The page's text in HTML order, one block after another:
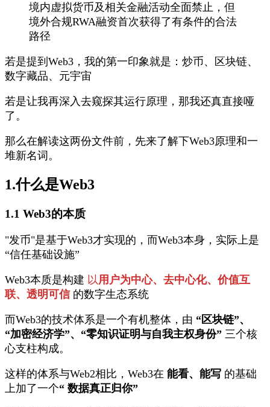
境内虚拟货币及相关金融活动全面禁止，但
境外合规RWA融资首次获得了有条件的合法
路径
若是提到Web3，我的第一印象就是：炒币、区块链、
数字藏品、元宇宙
若是让我再深入去窥探其运行原理，那我还真直接哑
了。
那么在解读这两份文件前，先来了解下Web3原理和一
堆新名词。
1.什么是Web3
1.1 Web3的本质
"发币"是基于Web3才实现的，而Web3本身，实际上是
“信任基础设施”
Web3本质是构建 以用户为中心、去中心化、价值互
联、透明可信的数字生态系统
而Web3的技术体系是一个有机整体，由 “区块链”、
“加密经济学”、“零知识证明与自我主权身份” 三个核
心支柱构成。
这样的体系与Web2相比，Web3在 能看、能写 的基础
上加了一个“ 数据真正归你”